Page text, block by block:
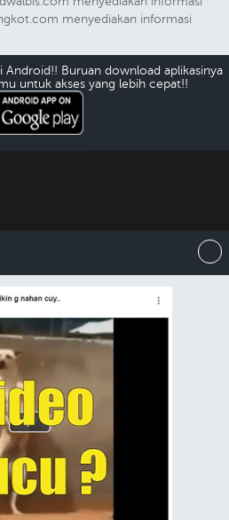
menyediakan informasi
Android!! Buruan download aplikasinya
untuk akses yang lebih cepat!!